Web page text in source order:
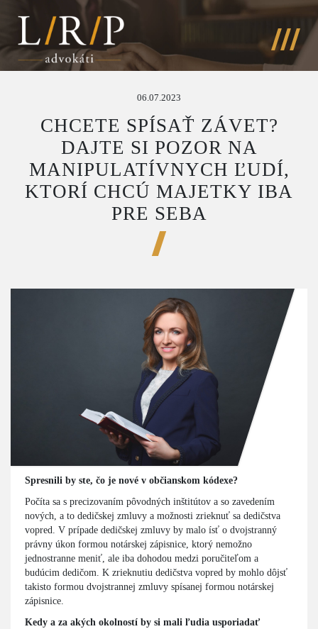
06.07.2023
CHCETE SPÍSAŤ ZÁVET?
DAJTE SI POZOR NA
MANIPULATÍVNYCH ĽUDÍ,
KTORÍ CHCÚ MAJETKY IBA
PRE SEBA
Spresnili by ste, čo je nové v občianskom kódexe?
Počíta sa s precizovaním pôvodných inštitútov a so zavedením
nových, a to dedičskej zmluvy a možnosti zrieknuť sa dedičstva
vopred. V prípade dedičskej zmluvy by malo ísť o dvojstranný
právny úkon formou notárskej zápisnice, ktorý nemožno
jednostranne meniť, ale iba dohodou medzi poručiteľom a
budúcim dedičom. K zrieknutiu dedičstva vopred by mohlo dôjsť
takisto formou dvojstrannej zmluvy spísanej formou notárskej
zápisnice.
Kedy a za akých okolností by si mali ľudia usporiadať